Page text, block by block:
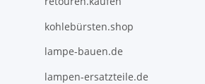
kohlebürsten.shop
lampe-bauen.de
lampen-ersatzteile.de